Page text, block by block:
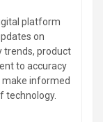
platform
on
trends, product
to accuracy
make informed
technology.